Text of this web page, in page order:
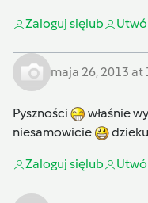
Zaloguj sięlub
maja 26, 2013 at
Pyszności
właśnie
niesamowicie
Zaloguj sięlub